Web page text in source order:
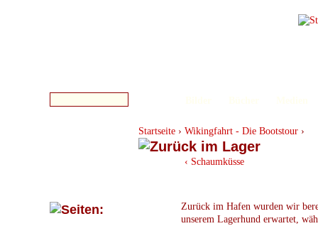
Startseite › Wikingfahrt - Die Bootstour ›
‹ Schaumküsse
Zurück im Hafen wurden wir
unserem Lagerhund erwartet,